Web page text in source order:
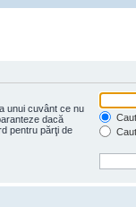
unui cuvânt ce nu
dacă
pentru părţi de